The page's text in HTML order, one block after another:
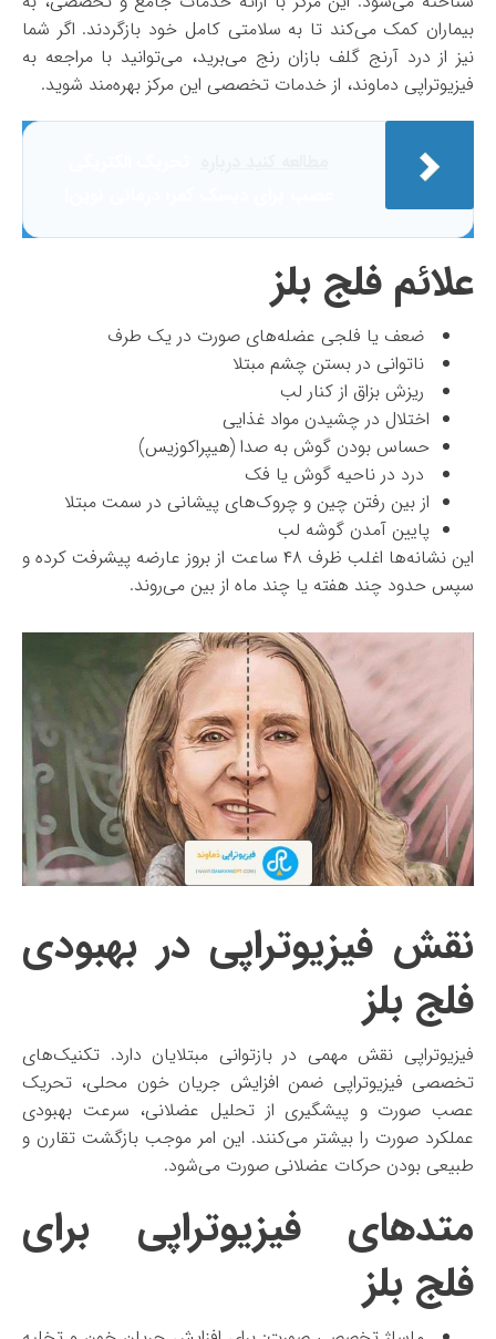
بیماران کمک می‌کند تا به سلامتی کامل خود بازگردند. اگر شما
نیز از درد آرنج گلف بازان رنج می‌برید، می‌توانید با مراجعه به
فیزیوتراپی دماوند، از خدمات تخصصی این مرکز بهره‌مند شوید.
علائم فلج بلز
ضعف یا فلجی عضله‌های صورت در یک طرف
ناتوانی در بستن چشم مبتلا
ریزش بزاق از کنار لب
اختلال در چشیدن مواد غذایی
حساس بودن گوش به صدا (هیپراکوزیس)
درد در ناحیه گوش یا فک
از بین رفتن چین و چروک‌های پیشانی در سمت مبتلا
پایین آمدن گوشه لب
این نشانه‌ها اغلب ظرف ۴۸ ساعت از بروز عارضه پیشرفت کرده و
سپس حدود چند هفته یا چند ماه از بین می‌روند.
نقش فیزیوتراپی در بهبودی
فلج بلز
فیزیوتراپی نقش مهمی در بازتوانی مبتلایان دارد. تکنیک‌های
تخصصی فیزیوتراپی ضمن افزایش جریان خون محلی، تحریک
عصب صورت و پیشگیری از تحلیل عضلانی، سرعت بهبودی
عملکرد صورت را بیشتر می‌کنند. این امر موجب بازگشت تقارن و
طبیعی بودن حرکات عضلانی صورت می‌شود.
متدهای فیزیوتراپی برای
فلج بلز